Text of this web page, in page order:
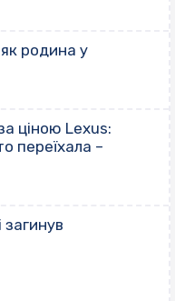
родина у
ціною Lexus:
переїхала –